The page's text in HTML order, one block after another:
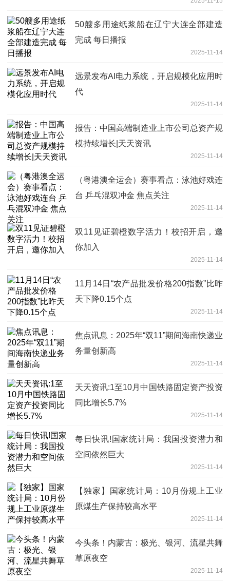
50艘多用途纸浆船在辽宁大连全部建造
完成 每日播报
2025-11-14
远景发布AI电力系统，开启规模化应用时
代
2025-11-14
报告：中国高端制造业上市公司总资产规
模持续增长|天天资讯
2025-11-14
（粤港澳全运会）赛事看点：泳池好戏连
台 乒乓混双冲金 焦点关注
2025-11-14
双11见证碧橙数字活力！校招开启，邀
你加入
2025-11-14
11月14日“农产品批发价格200指数”比昨
天下降0.15个点
2025-11-14
焦点讯息：2025年“双11”期间海南快递业
务量创新高
2025-11-14
天天资讯:1至10月中国铁路固定资产投资
同比增长5.7%
2025-11-14
每日快讯!国家统计局：我国投资潜力和
空间依然巨大
2025-11-14
【独家】国家统计局：10月份规上工业
原煤生产保持较高水平
2025-11-14
今头条！内蒙古：极光、银河、流星共舞
草原夜空
2025-11-14